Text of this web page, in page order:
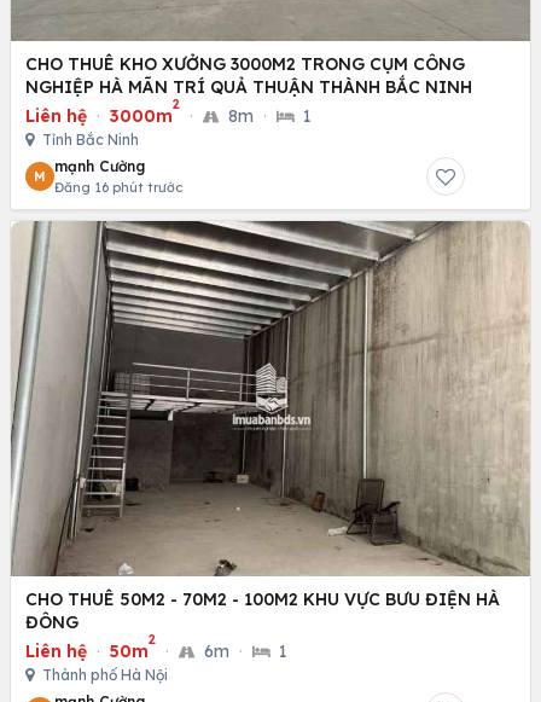
CHO THUÊ KHO XƯỞNG 3000M2 TRONG CỤM CÔNG
NGHIỆP HÀ MÃN TRÍ QUẢ THUẬN THÀNH BẮC NINH
Liên hệ · 3000m
2
· 8m · 1
Tỉnh Bắc Ninh
M
mạnh Cường
Đăng 16 phút trước
CHO THUÊ 50M2 - 70M2 - 100M2 KHU VỰC BƯU ĐIỆN HÀ
ĐÔNG
Liên hệ · 50m
2
· 6m · 1
Thành phố Hà Nội